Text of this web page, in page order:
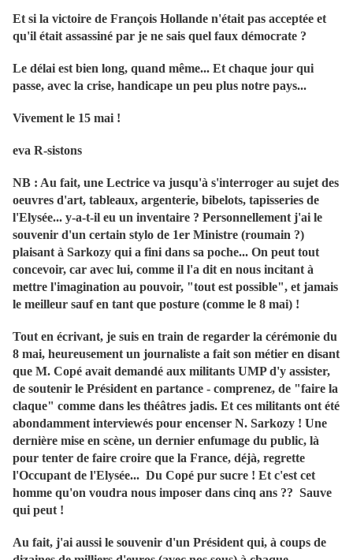
Et si la victoire de François Hollande n'était pas acceptée et
qu'il était assassiné par je ne sais quel faux démocrate ?
Le délai est bien long, quand même... Et chaque jour qui
passe, avec la crise, handicape un peu plus notre pays...
Vivement le 15 mai !
eva R-sistons
NB : Au fait, une Lectrice va jusqu'à s'interroger au sujet des
oeuvres d'art, tableaux, argenterie, bibelots, tapisseries de
l'Elysée... y-a-t-il eu un inventaire ? Personnellement j'ai le
souvenir d'un certain stylo de 1er Ministre (roumain ?)
plaisant à Sarkozy qui a fini dans sa poche... On peut tout
concevoir, car avec lui, comme il l'a dit en nous incitant à
mettre l'imagination au pouvoir, "tout est possible", et jamais
le meilleur sauf en tant que posture (comme le 8 mai) !
Tout en écrivant, je suis en train de regarder la cérémonie du
8 mai, heureusement un journaliste a fait son métier en disant
que M. Copé avait demandé aux militants UMP d'y assister,
de soutenir le Président en partance - comprenez, de "faire la
claque" comme dans les théâtres jadis. Et ces militants ont été
abondamment interviewés pour encenser N. Sarkozy ! Une
dernière mise en scène, un dernier enfumage du public, là
pour tenter de faire croire que la France, déjà, regrette
l'Occupant de l'Elysée... Du Copé pur sucre ! Et c'est cet
homme qu'on voudra nous imposer dans cinq ans ?? Sauve
qui peut !
Au fait, j'ai aussi le souvenir d'un Président qui, à coups de